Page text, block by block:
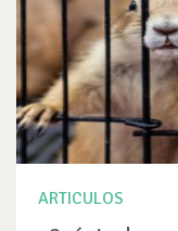
ARTICULOS